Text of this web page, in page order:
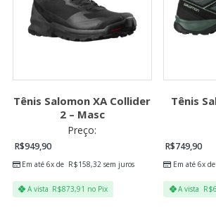
Tênis Salomon XA Collider
2 – Masc
Preço:
R$949,90
Em até 6x de R$158,32 sem juros
A vista R$873,91 no Pix
Tênis
R$749,90
Em até 6x de
A vista R$